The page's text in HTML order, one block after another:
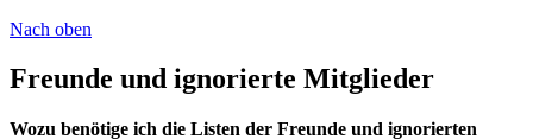
Nach oben
Freunde und ignorierte Mitglieder
Wozu benötige ich die Listen der Freunde und ignorierten